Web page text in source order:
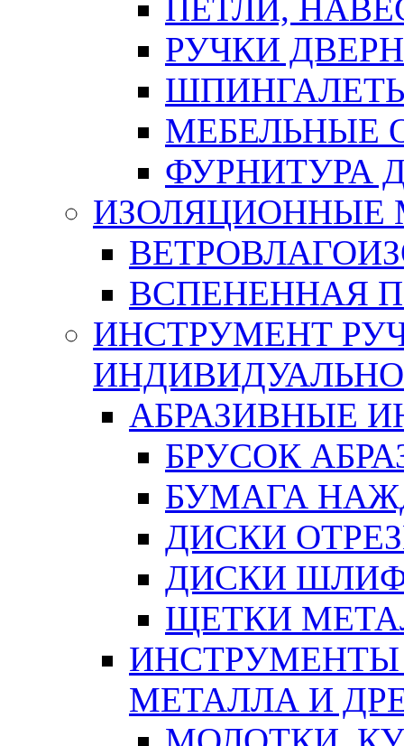
ПЕТЛИ,
РУЧКИ
МЕБЕЛЬНЫЕ
ФУРНИТУРА
ИЗОЛЯЦИОННЫЕ
ВСПЕНЕННАЯ
ИНСТРУМЕНТ
АБРАЗИВНЫЕ
БРУСОК
БУМАГА
ДИСКИ
ДИСКИ
ЩЕТКИ
ИНСТРУМЕНТЫ
МЕТАЛЛА И